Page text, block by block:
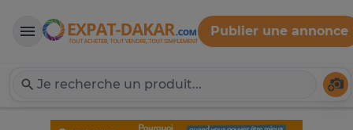
Expat-Dakar
Publier une annonce